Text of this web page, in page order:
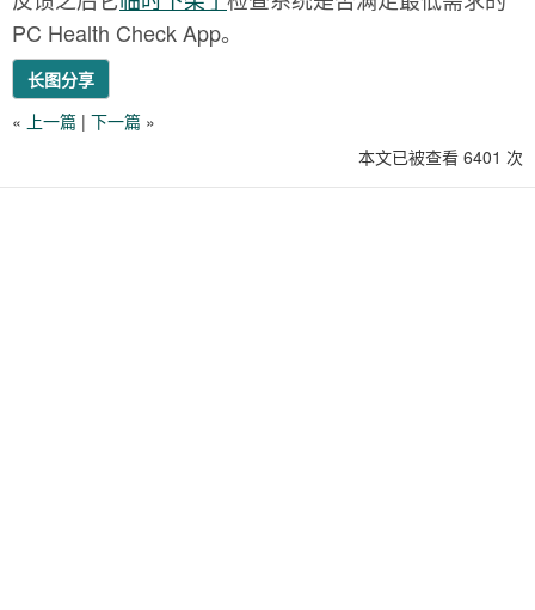
PC Health Check App。
长图分享
« 上一篇 | 下一篇 »
本文已被查看 6401 次